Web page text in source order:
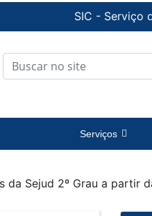
SIC - Serviço
Serviços
Sejud 2º Grau a partir